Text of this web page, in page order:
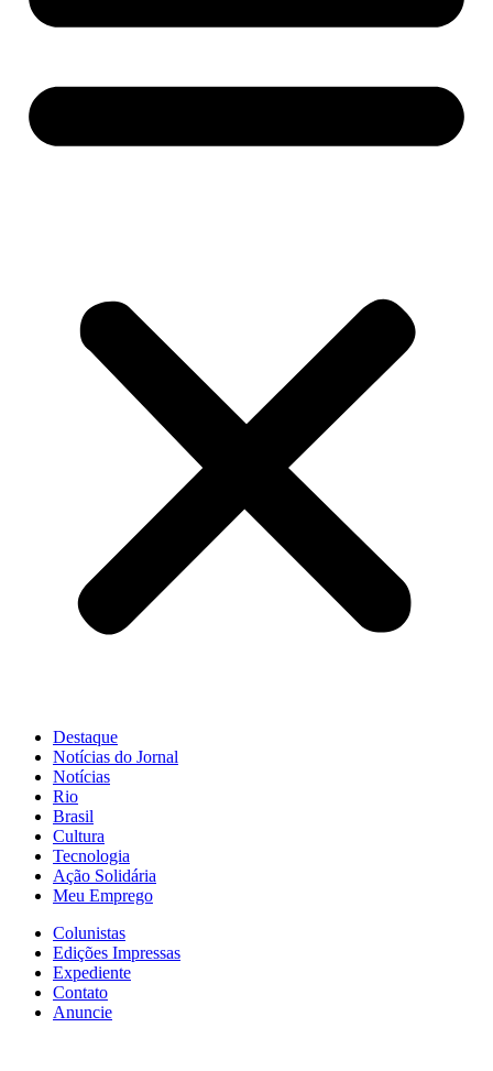
Destaque
Notícias do Jornal
Notícias
Rio
Brasil
Cultura
Tecnologia
Ação Solidária
Meu Emprego
Colunistas
Edições Impressas
Expediente
Contato
Anuncie